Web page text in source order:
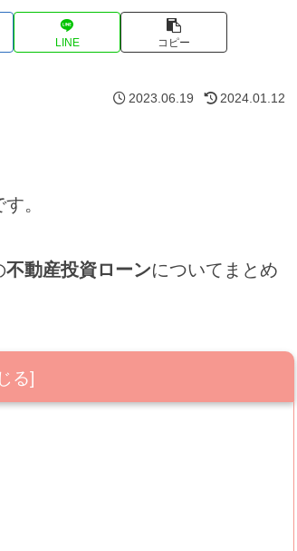
LINE コピー
2023.06.19 2024.01.12
。
不動産投資ローンについてまとめ